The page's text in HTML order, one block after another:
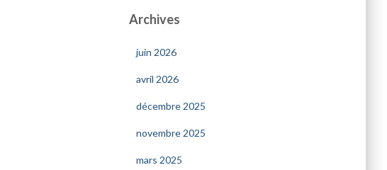
Archives
juin 2026
avril 2026
décembre 2025
novembre 2025
mars 2025